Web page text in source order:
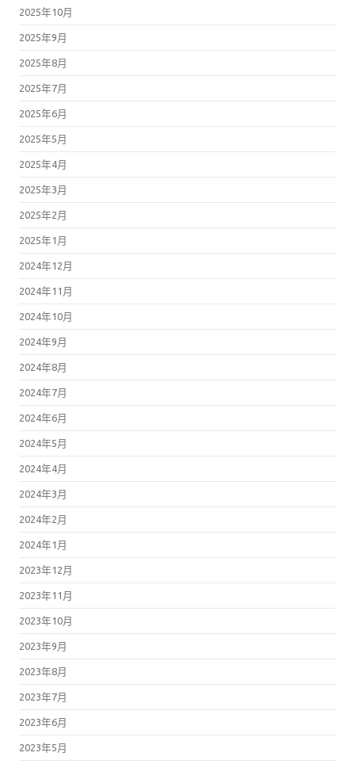
2025年10月
2025年9月
2025年8月
2025年7月
2025年6月
2025年5月
2025年4月
2025年3月
2025年2月
2025年1月
2024年12月
2024年11月
2024年10月
2024年9月
2024年8月
2024年7月
2024年6月
2024年5月
2024年4月
2024年3月
2024年2月
2024年1月
2023年12月
2023年11月
2023年10月
2023年9月
2023年8月
2023年7月
2023年6月
2023年5月